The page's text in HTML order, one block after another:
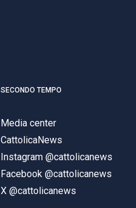
SECONDO TEMPO
Media center
CattolicaNews
Instagram @cattolicanews
Facebook @cattolicanews
X @cattolicanews